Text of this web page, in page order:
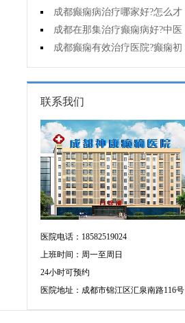
少年癫痫病的病因
成都癫痫病治疗哪家好?怎么才
能诊断孩子是不是得了癫痫?
成都在那集治疗癫痫病好?中医
治疗癫痫病好吗?
成都癫痫有效治疗医院?癫痫初
期怎么治疗?
联系我们
医院电话：18582519024
上班时间：周一至周日
24小时可预约
医院地址：成都市锦江区汇泉南路116号